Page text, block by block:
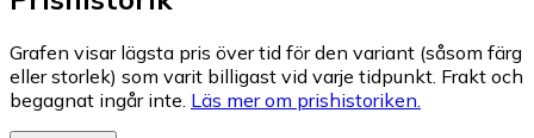
Grafen visar lägsta pris över tid för den variant (såsom färg
eller storlek) som varit billigast vid varje tidpunkt. Frakt och
begagnat ingår inte. Läs mer om prishistoriken.